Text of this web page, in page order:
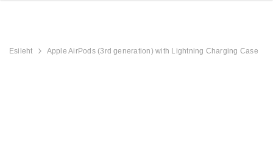
Esileht Apple AirPods (3rd generation) with Lightning Charging Case